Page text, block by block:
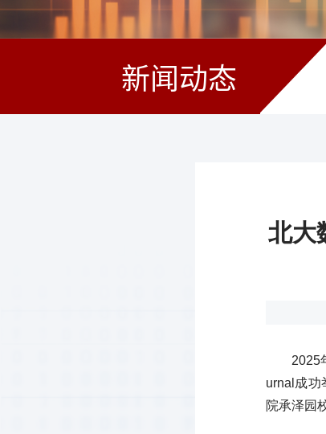
新闻动态
北大
2025
urnal成功
院承泽园